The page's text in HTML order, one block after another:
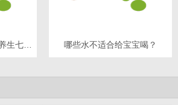
哪些水不适合给宝宝喝？